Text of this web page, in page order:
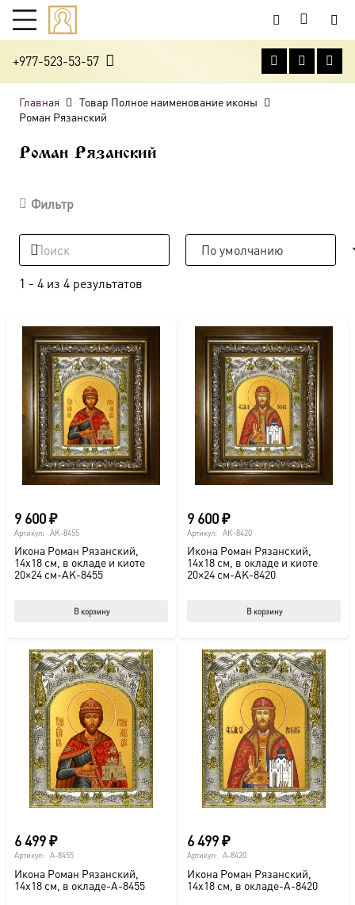
+977-523-53-57
Главная
Товар Полное наименование иконы
Роман Рязанский
Роман Рязанский
Фильтр
1 - 4 из 4 результатов
9 600₽
Артикул: AK-8455
Икона Роман Рязанский,
14х18 см, в окладе и киоте
20×24 см-AK-8455
В корзину
9 600₽
Артикул: AK-8420
Икона Роман Рязанский,
14х18 см, в окладе и киоте
20×24 см-AK-8420
В корзину
6 499₽
Артикул: A-8455
Икона Роман Рязанский,
14х18 см, в окладе-A-8455
6 499₽
Артикул: A-8420
Икона Роман Рязанский,
14х18 см, в окладе-A-8420